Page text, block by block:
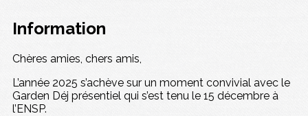
Information
Chères amies, chers amis,
L’année 2025 s’achève sur un moment convivial avec le
Garden Déj présentiel qui s’est tenu le 15 décembre à
l’ENSP.